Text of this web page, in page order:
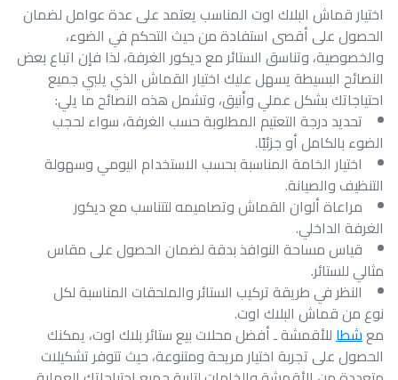
اختيار قماش البلاك اوت المناسب يعتمد على عدة عوامل لضمان
الحصول على أقصى استفادة من حيث التحكم في الضوء،
والخصوصية، وتناسق الستائر مع ديكور الغرفة، لذا فإن اتباع بعض
النصائح البسيطة يسهل عليك اختيار القماش الذي يلبي جميع
احتياجاتك بشكل عملي وأنيق، وتشمل هذه النصائح ما يلي:
تحديد درجة التعتيم المطلوبة حسب الغرفة، سواء لحجب
الضوء بالكامل أو جزئيًا.
اختيار الخامة المناسبة بحسب الاستخدام اليومي وسهولة
التنظيف والصيانة.
مراعاة ألوان القماش وتصاميمه لتتناسب مع ديكور
الغرفة الداخلي.
قياس مساحة النوافذ بدقة لضمان الحصول على مقاس
مثالي للستائر.
النظر في طريقة تركيب الستائر والملحقات المناسبة لكل
نوع من قماش البلاك اوت.
معشطاللأقمشة ـ أفضل محلات بيع ستائر بلاك اوت، يمكنك
الحصول على تجربة اختيار مريحة ومتنوعة، حيث تتوفر تشكيلات